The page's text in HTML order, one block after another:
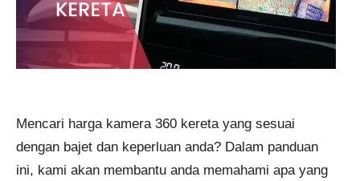
Mencari harga kamera 360 kereta yang sesuai
dengan bajet dan keperluan anda? Dalam panduan
ini, kami akan membantu anda memahami apa yang